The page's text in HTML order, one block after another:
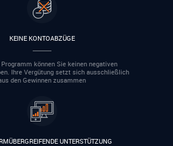
KEINE KONTOABZÜGE
können Sie keinen negativen
Ihre Vergütung setzt sich ausschließlich
den Gewinnen zusammen
UNTERSTÜTZUNG